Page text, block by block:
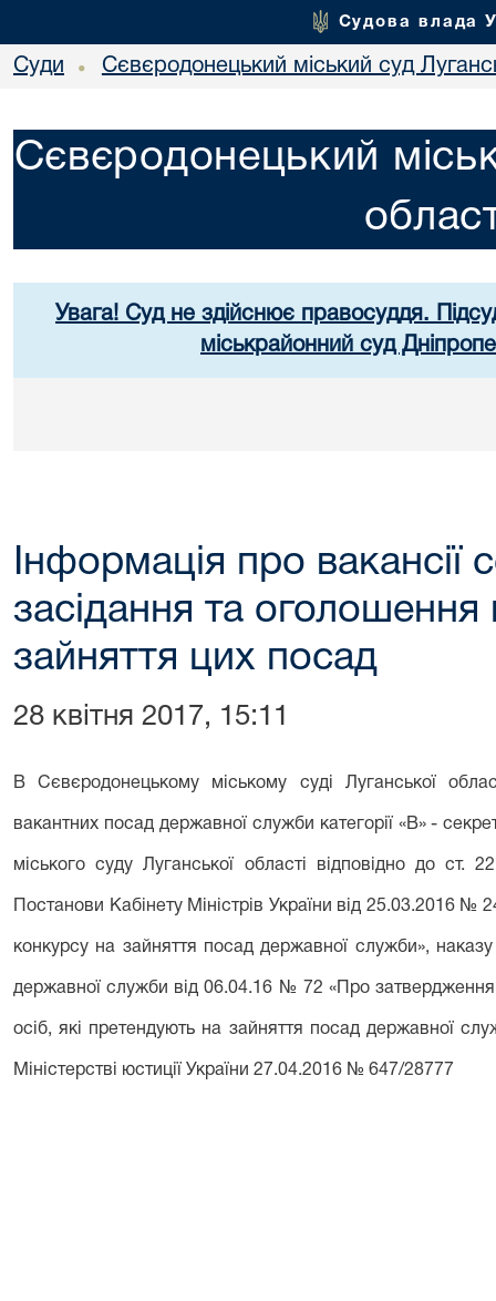
Судова влада
Суди • Сєвєродонецький міський суд
Сєвєродонецький
Увага! Суд не здійснює правосуддя.
міськрайонний суд
Інформація про вакансії
засідання та оголошення
зайняття цих посад
28 квітня 2017, 15:11
В Сєвєродонецькому міському суді Луганської
вакантних посад державної служби категорії «В» -
міського суду Луганської області відповідно до
Постанови Кабінету Міністрів України від 25.03.2016
конкурсу на зайняття посад державної служби»,
державної служби від 06.04.16 № 72 «Про
осіб, які претендують на зайняття посад державної
Міністерстві юстиції України 27.04.2016 № 647/28777